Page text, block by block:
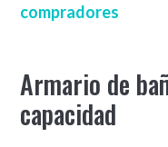
compradores
Armario de
capacidad